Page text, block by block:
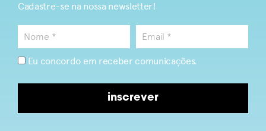
Cadastre-se na nossa newsletter!
Eu concordo em receber comunicações.
inscrever